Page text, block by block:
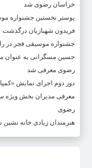
خراسان رضوی شد
پوستر نخستین جشنواره
فریدون شهبازیان درگذشت
جشنواره موسیقی فجر در
حسین مسگرانی به عنوان
رضوی معرفی شد
دور دوم اجرای نمایش
معرفی مدیران بخش ویژه
رضوی
هنرمندان زیادی خانه نشین